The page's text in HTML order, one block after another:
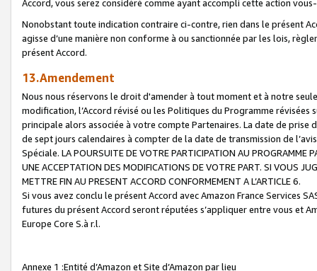
Accord, vous serez considéré comme ayant accompli cette action
Nonobstant toute indication contraire ci-contre, rien dans le présent
agisse d’une manière non conforme à ou sanctionnée par les lois,
présent Accord.
13.Amendement
Nous nous réservons le droit d'amender à tout moment et à notre
modification, l’Accord révisé ou les Politiques du Programme
principale alors associée à votre compte Partenaires. La date de
de sept jours calendaires à compter de la date de transmission de
Spéciale. LA POURSUITE DE VOTRE PARTICIPATION AU PROGRAMME
UNE ACCEPTATION DES MODIFICATIONS DE VOTRE PART. SI VOUS
METTRE FIN AU PRESENT ACCORD CONFORMEMENT A L’ARTICLE 6.
Si vous avez conclu le présent Accord avec Amazon France Services
futures du présent Accord seront réputées s’appliquer entre vous et
Europe Core S.à r.l.
Annexe 1 :Entité d’Amazon et Site d’Amazon par lieu